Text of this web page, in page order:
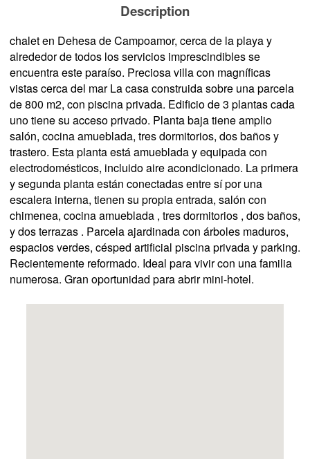
Description
chalet en Dehesa de Campoamor, cerca de la playa y
alrededor de todos los servicios imprescindibles se
encuentra este paraíso. Preciosa villa con magníficas
vistas cerca del mar La casa construida sobre una parcela
de 800 m2, con piscina privada. Edificio de 3 plantas cada
uno tiene su acceso privado. Planta baja tiene amplio
salón, cocina amueblada, tres dormitorios, dos baños y
trastero. Esta planta está amueblada y equipada con
electrodomésticos, incluido aire acondicionado. La primera
y segunda planta están conectadas entre sí por una
escalera interna, tienen su propia entrada, salón con
chimenea, cocina amueblada , tres dormitorios , dos baños,
y dos terrazas . Parcela ajardinada con árboles maduros,
espacios verdes, césped artificial piscina privada y parking.
Recientemente reformado. Ideal para vivir con una familia
numerosa. Gran oportunidad para abrir mini-hotel.